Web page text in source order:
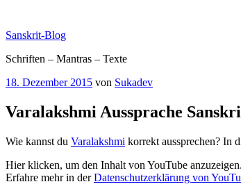
springen
Sanskrit-Blog
Schriften – Mantras – Texte
Veröffentlicht
18. Dezember 2015 von Sukadev
Varalakshmi Aussprache
Wie kannst du Varalakshmi korrekt aussprechen? In
„Varalakshmi
Pronunciation
Sanskrit
Hier klicken, um den Inhalt von YouTube anzuzeigen.
Erfahre mehr in derDatenschutzerklärung von